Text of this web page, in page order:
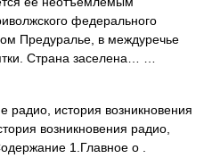
федерального
Предуралье, в междуречье
Страна заселена… …
история возникновения
возникновения радио,
1.Главное о .